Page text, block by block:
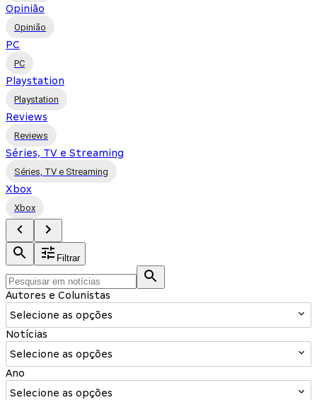
Opinião
Opinião
PC
PC
Playstation
Playstation
Reviews
Reviews
Séries, TV e Streaming
Séries, TV e Streaming
Xbox
Xbox
Filtrar
Autores e Colunistas
Selecione as opções
Notícias
Selecione as opções
Ano
Selecione as opções